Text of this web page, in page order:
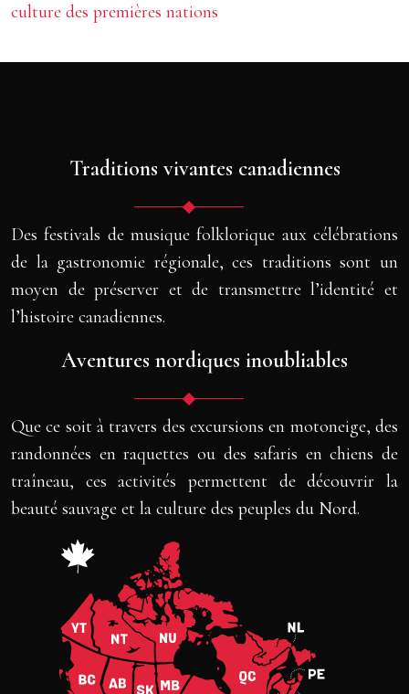
culture des premières nations
Traditions vivantes canadiennes
Des festivals de musique folklorique aux célébrations
de la gastronomie régionale, ces traditions sont un
moyen de préserver et de transmettre l’identité et
l’histoire canadiennes.
Aventures nordiques inoubliables
Que ce soit à travers des excursions en motoneige, des
randonnées en raquettes ou des safaris en chiens de
traîneau, ces activités permettent de découvrir la
beauté sauvage et la culture des peuples du Nord.